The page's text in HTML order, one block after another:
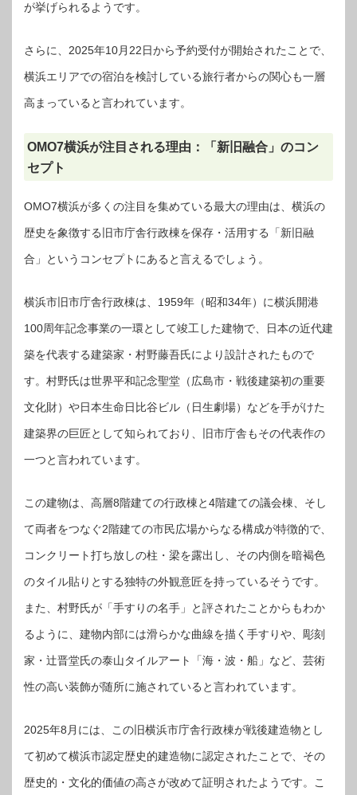
が挙げられるようです。
さらに、2025年10月22日から予約受付が開始されたことで、
横浜エリアでの宿泊を検討している旅行者からの関心も一層
高まっていると言われています。
OMO7横浜が注目される理由：「新旧融合」のコン
セプト
OMO7横浜が多くの注目を集めている最大の理由は、横浜の
歴史を象徴する旧市庁舎行政棟を保存・活用する「新旧融
合」というコンセプトにあると言えるでしょう。
横浜市旧市庁舎行政棟は、1959年（昭和34年）に横浜開港
100周年記念事業の一環として竣工した建物で、日本の近代建
築を代表する建築家・村野藤吾氏により設計されたもので
す。村野氏は世界平和記念聖堂（広島市・戦後建築初の重要
文化財）や日本生命日比谷ビル（日生劇場）などを手がけた
建築界の巨匠として知られており、旧市庁舎もその代表作の
一つと言われています。
この建物は、高層8階建ての行政棟と4階建ての議会棟、そし
て両者をつなぐ2階建ての市民広場からなる構成が特徴的で、
コンクリート打ち放しの柱・梁を露出し、その内側を暗褐色
のタイル貼りとする独特の外観意匠を持っているそうです。
また、村野氏が「手すりの名手」と評されたことからもわか
るように、建物内部には滑らかな曲線を描く手すりや、彫刻
家・辻晋堂氏の泰山タイルアート「海・波・船」など、芸術
性の高い装飾が随所に施されていると言われています。
2025年8月には、この旧横浜市庁舎行政棟が戦後建造物とし
て初めて横浜市認定歴史的建造物に認定されたことで、その
歴史的・文化的価値の高さが改めて証明されたようです。こ